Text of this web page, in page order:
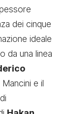
dei cinque
ideale
da una linea
e il